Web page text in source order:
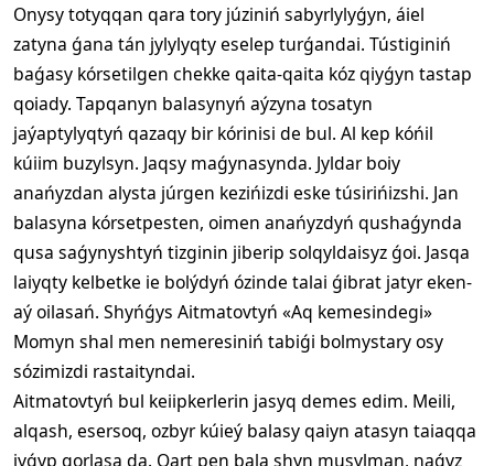
Onysy totyqqan qara tory júziniń sabyrlylyǵyn, áiel
zatyna ǵana tán jylylyqty eselep turǵandai. Tústiginiń
baǵasy kórsetilgen chekke qaita-qaita kóz qiyǵyn tastap
qoiady. Tapqanyn balasynyń aýzyna tosatyn
jaýaptylyqtyń qazaqy bir kórinisi de bul. Al kep kóńil
kúiim buzylsyn. Jaqsy maǵynasynda. Jyldar boiy
anańyzdan alysta júrgen kezińizdi eske túsirińizshi. Jan
balasyna kórsetpesten, oimen anańyzdyń qushaǵynda
qusa saǵynyshtyń tizginin jiberip solqyldaisyz ǵoi. Jasqa
laiyqty kelbetke ie bolýdyń ózinde talai ǵibrat jatyr eken-
aý oilasań. Shyńǵys Aitmatovtyń «Aq kemesindegi»
Momyn shal men nemeresiniń tabiǵi bolmystary osy
sózimizdi rastaityndai.
Aitmatovtyń bul keiipkerlerin jasyq demes edim. Meili,
alqash, esersoq, ozbyr kúieý balasy qaiyn atasyn taiaqqa
jyǵyp qorlasa da. Qart pen bala shyn musylman, naǵyz